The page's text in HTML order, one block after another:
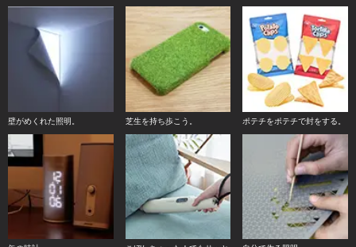
壁がめくれた照明。 芝生を持ち歩こう。 ポテチをポテチで封をする。